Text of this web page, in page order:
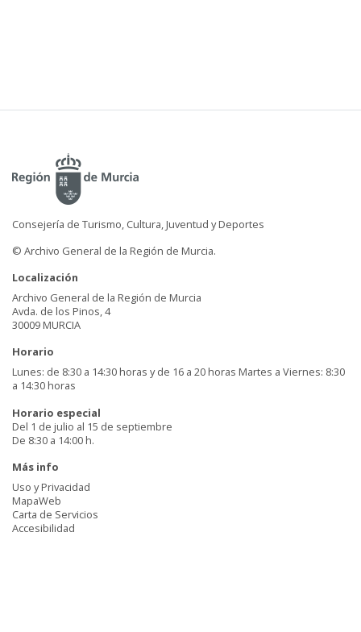
Consejería de Turismo, Cultura, Juventud y Deportes
© Archivo General de la Región de Murcia.
Localización
Archivo General de la Región de Murcia
Avda. de los Pinos, 4
30009 MURCIA
Horario
Lunes: de 8:30 a 14:30 horas y de 16 a 20 horas Martes a Viernes: 8:30
a 14:30 horas
Horario especial
Del 1 de julio al 15 de septiembre
De 8:30 a 14:00 h.
Más info
Uso y Privacidad
MapaWeb
Carta de Servicios
Accesibilidad